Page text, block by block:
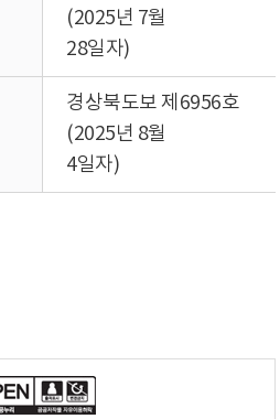
(2025년 7월
28일자)
경상북도보 제6956호
(2025년 8월
4일자)